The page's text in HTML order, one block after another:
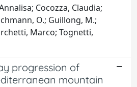
Cocozza, Claudia;
O.; Guillong, M.;
Marco; Tognetti,
progression of
mountain